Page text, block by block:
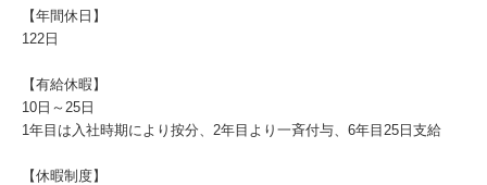
【年間休日】
122日
【有給休暇】
10日～25日
1年目は入社時期により按分、2年目より一斉付与、6年目25日支給
【休暇制度】